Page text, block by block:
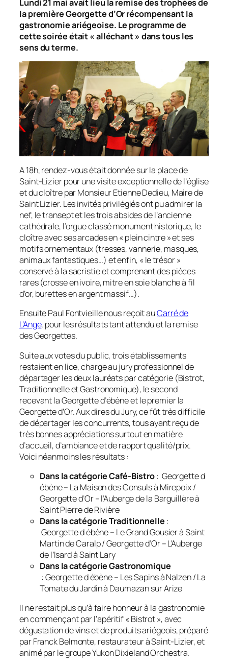
Lundi 21 mai avait lieu la remise des trophées de
la première Georgette d’Or récompensant la
gastronomie ariégeoise. Le programme de
cette soirée était « alléchant » dans tous les
sens du terme.
A 18h, rendez-vous était donnée sur la place de
Saint-Lizier pour une visite exceptionnelle de l’église
et du cloître par Monsieur Etienne Dedieu, Maire de
Saint Lizier. Les invités privilégiés ont pu admirer la
nef, le transept et les trois absides de l’ancienne
cathédrale, l’orgue classé monument historique, le
cloître avec ses arcades en « plein cintre » et ses
motifs ornementaux (tresses, vannerie, masques,
animaux fantastiques…) et enfin, «le trésor»
conservé à la sacristie et comprenant des pièces
rares (crosse en ivoire, mitre en soie blanche à fil
d’or, burettes en argent massif…).
Ensuite Paul Fontvieille nous reçoit auCarré de
L’Ange, pour les résultats tant attendu et la remise
des Georgettes.
Suite aux votes du public, trois établissements
restaient en lice, charge au jury professionnel de
départager les deux lauréats par catégorie (Bistrot,
Traditionnelle et Gastronomique), le second
recevant la Georgette d’ébène et le premier la
Georgette d’Or. Aux dires du Jury, ce fût très difficile
de départager les concurrents, tous ayant reçu de
très bonnes appréciations surtout en matière
d’accueil, d’ambiance et de rapport qualité/prix.
Voici néanmoins les résultats :
Dans la catégorie Café-Bistro: Georgette d
ébène – La Maison des Consuls à Mirepoix /
Georgette d’Or – l’Auberge de la Barguillère à
Saint Pierre de Rivière
Dans la catégorie Traditionnelle :
Georgette d ébène – Le Grand Gousier à Saint
Martin de Caralp / Georgette d’Or – L’Auberge
de l’Isard à Saint Lary
Dans la catégorie Gastronomique
: Georgette d ébène – Les Sapins à Nalzen / La
Tomate du Jardin à Daumazan sur Arize
Il ne restait plus qu’à faire honneur à la gastronomie
en commençant par l’apéritif « Bistrot », avec
dégustation de vins et de produits ariégeois, préparé
par Franck Belmonte, restaurateur à Saint-Lizier, et
animé par le groupe Yukon Dixieland Orchestra.